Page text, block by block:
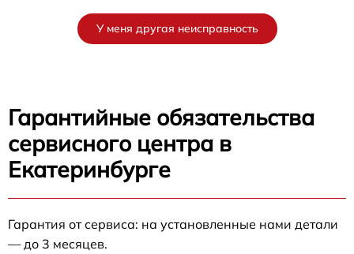
У меня другая неисправность
Гарантийные обязательства
сервисного центра в
Екатеринбурге
Гарантия от сервиса: на установленные нами детали
— до 3 месяцев.